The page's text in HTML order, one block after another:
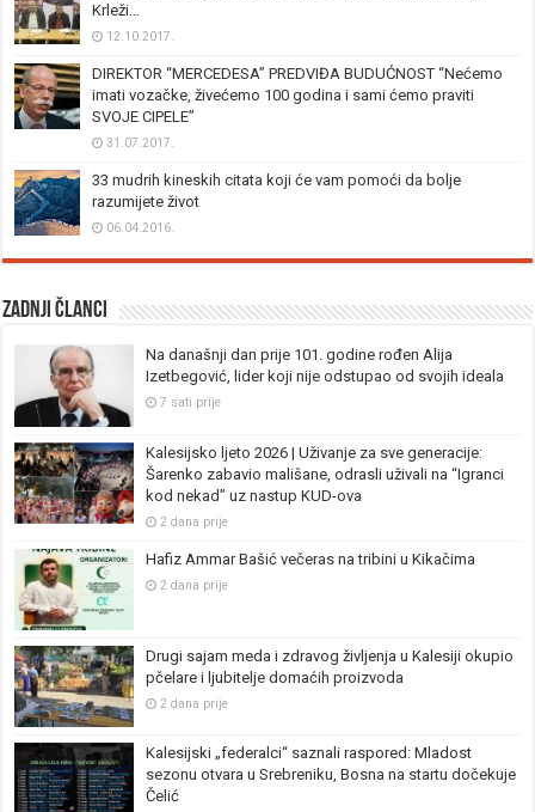
Krleži…
12.10.2017.
DIREKTOR “MERCEDESA” PREDVIĐA BUDUĆNOST “Nećemo
imati vozačke, živećemo 100 godina i sami ćemo praviti
SVOJE CIPELE”
31.07.2017.
33 mudrih kineskih citata koji će vam pomoći da bolje
razumijete život
06.04.2016.
Zadnji članci
Na današnji dan prije 101. godine rođen Alija
Izetbegović, lider koji nije odstupao od svojih ideala
7 sati prije
Kalesijsko ljeto 2026 | Uživanje za sve generacije:
Šarenko zabavio mališane, odrasli uživali na “Igranci
kod nekad” uz nastup KUD-ova
2 dana prije
Hafiz Ammar Bašić večeras na tribini u Kikačima
2 dana prije
Drugi sajam meda i zdravog življenja u Kalesiji okupio
pčelare i ljubitelje domaćih proizvoda
2 dana prije
Kalesijski „federalci“ saznali raspored: Mladost
sezonu otvara u Srebreniku, Bosna na startu dočekuje
Čelić